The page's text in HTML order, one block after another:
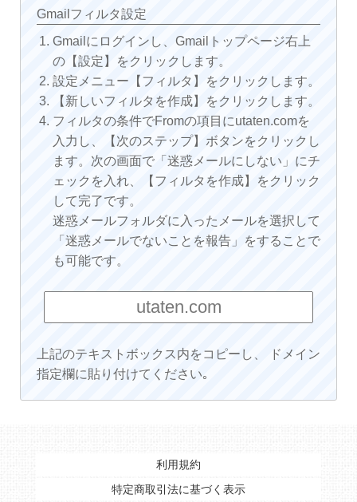
Gmailフィルタ設定
Gmailにログインし、Gmailトップページ右上
の【設定】をクリックします。
設定メニュー【フィルタ】をクリックします。
【新しいフィルタを作成】をクリックします。
フィルタの条件でFromの項目にutaten.comを
入力し、【次のステップ】ボタンをクリックし
ます。次の画面で「迷惑メールにしない」にチ
ェックを入れ、【フィルタを作成】をクリック
して完了です。
迷惑メールフォルダに入ったメールを選択して
「迷惑メールでないことを報告」をすることで
も可能です。
上記のテキストボックス内をコピーし、 ドメイン
指定欄に貼り付けてください｡
利用規約
特定商取引法に基づく表示